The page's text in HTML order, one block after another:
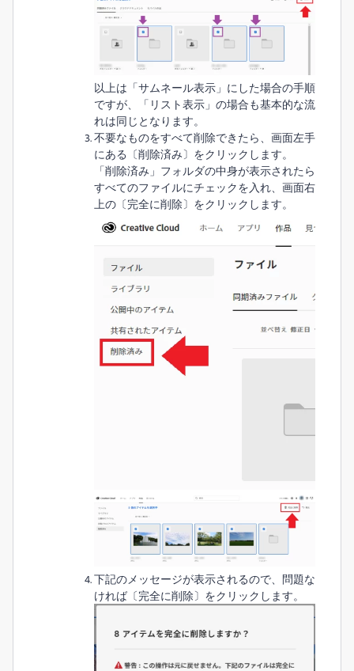
以上は「サムネール表示」にした場合の手順
ですが、「リスト表示」の場合も基本的な流
れは同じとなります。
不要なものをすべて削除できたら、画面左手
にある〔削除済み〕をクリックします。
「削除済み」フォルダの中身が表示されたら
すべてのファイルにチェックを入れ、画面右
上の〔完全に削除〕をクリックします。
下記のメッセージが表示されるので、問題な
ければ〔完全に削除〕をクリックします。